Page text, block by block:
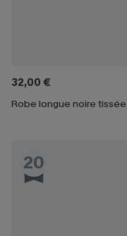
32,00 €
Robe longue noire
20